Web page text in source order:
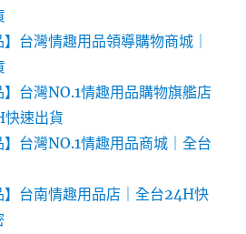
】台灣情趣用品領導購物商城｜
】台灣NO.1情趣用品購物旗艦店
快速出貨
】台灣NO.1情趣用品商城｜全台
】台南情趣用品店｜全台24H快